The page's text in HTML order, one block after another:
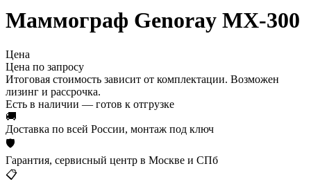
Маммограф Genoray MX-300
Цена
Цена по запросу
Итоговая стоимость зависит от комплектации. Возможен
лизинг и рассрочка.
Есть в наличии — готов к отгрузке
🚚
Доставка по всей России, монтаж под ключ
🛡
Гарантия, сервисный центр в Москве и СПб
📋